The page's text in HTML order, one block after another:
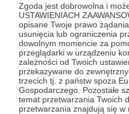
Zgoda jest dobrowolna i
USTAWIENIACH
opisane Twoje prawo
usunięcia lub ograniczenia
dowolnym momencie za
przeglądarki w urządzeniu
zależności od Twoich
przekazywane do
trzecich tj. z państw spoza
Gospodarczego. Pozostałe
temat przetwarzania Twoich
przetwarzania znajdują się w
21.05.2025 ● Brak komentarzy
Dzień Patrona
🎉 21 maja to już piąty w
Dzień Patrona maj